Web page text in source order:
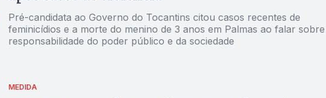
Pré-candidata ao Governo do Tocantins citou casos recentes de
feminicídios e a morte do menino de 3 anos em Palmas ao falar sobre
responsabilidade do poder público e da sociedade
MEDIDA